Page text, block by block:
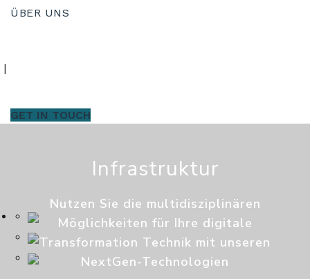
ÜBER UNS
GET IN TOUCH
Infrastruktur
Nutzen Sie die multidisziplinären
Möglichkeiten für Ihre digitale
Transformation Technik mit unseren
NextGen-Technologien